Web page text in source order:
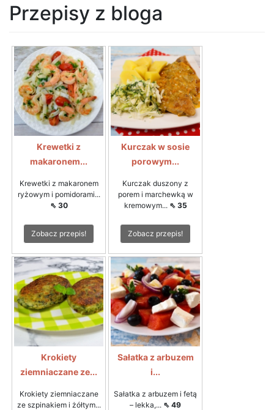
Przepisy z bloga
Krewetki z
makaronem...
Krewetki z makaronem
ryżowym i pomidorami...
⇖ 30
Zobacz przepis!
Kurczak w sosie
porowym...
Kurczak duszony z
porem i marchewką w
kremowym... ⇖ 35
Zobacz przepis!
Krokiety
ziemniaczane ze...
Krokiety ziemniaczane
ze szpinakiem i żółtym...
Sałatka z arbuzem
i...
Sałatka z arbuzem i fetą
– lekka,... ⇖ 49